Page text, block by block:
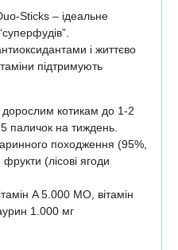
Sticks – ідеальне
і життєво
підтримують
дорослим котикам до 1-2
паличок на тиждень.
походження (95%,
(лісові ягоди
A 5.000 МО, вітамін
1.000 мг